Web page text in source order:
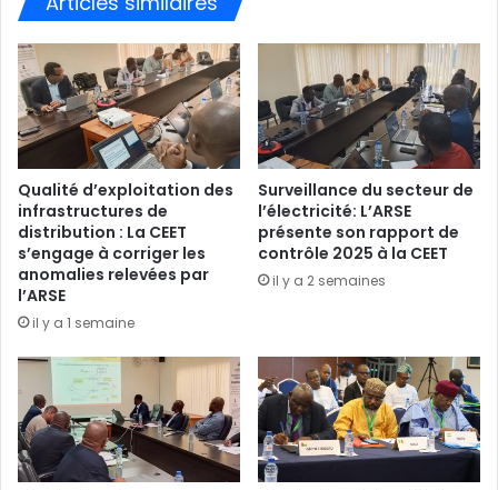
Qualité d’exploitation des
infrastructures de
distribution : La CEET
s’engage à corriger les
anomalies relevées par
l’ARSE
il y a 1 semaine
Surveillance du secteur de
l’électricité: L’ARSE
présente son rapport de
contrôle 2025 à la CEET
il y a 2 semaines